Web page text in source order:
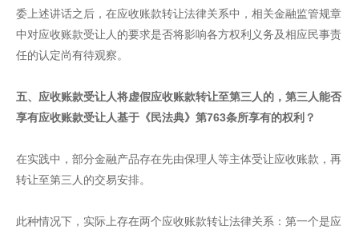
委上述讲话之后，在应收账款转让法律关系中，相关金融监管规章
中对应收账款受让人的要求是否将影响各方权利义务及相应民事责
任的认定尚有待观察。
五、应收账款受让人将虚假应收账款转让至第三人的，第三人能否
享有应收账款受让人基于《民法典》第763条所享有的权利？
在实践中，部分金融产品存在先由保理人等主体受让应收账款，再
转让至第三人的交易安排。
此种情况下，实际上存在两个应收账款转让法律关系：第一个是应